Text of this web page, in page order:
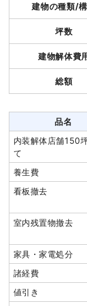
総額
鉄骨造倉庫18坪1
木造倉庫18坪1階建
土間コンクリート
植木・植栽撤去
室内残置物撤去
諸経費
小計
合計金額
建物の種類/
坪数
建物解体費
総額
品名
内装解体店舗150
て
養生費
看板撤去
室内残置物撤去
家具・家電処分
諸経費
値引き